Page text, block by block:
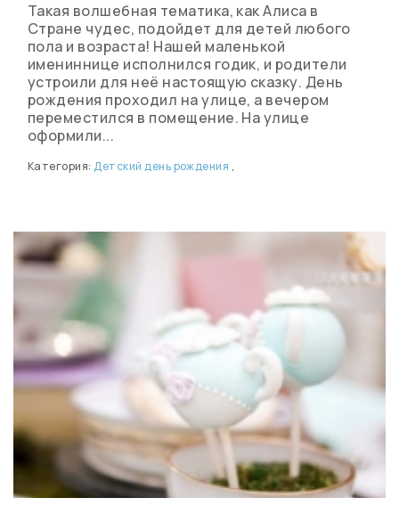
Такая волшебная тематика, как Алиса в
Стране чудес, подойдет для детей любого
пола и возраста! Нашей маленькой
имениннице исполнился годик, и родители
устроили для неё настоящую сказку. День
рождения проходил на улице, а вечером
переместился в помещение. На улице
оформили...
Категория:Детский день рождения ,